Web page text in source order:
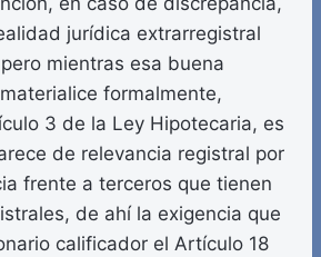
jurídica extrarregistral
mientras esa buena
formalmente,
3 de la Ley Hipotecaria, es
de relevancia registral por
frente a terceros que tienen
de ahí la exigencia que
calificador el Artículo 18